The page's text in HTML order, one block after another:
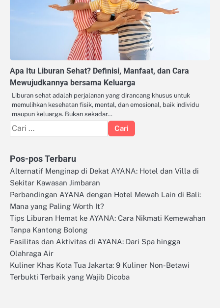
Apa Itu Liburan Sehat? Definisi, Manfaat, dan Cara
Mewujudkannya bersama Keluarga
Liburan sehat adalah perjalanan yang dirancang khusus untuk
memulihkan kesehatan fisik, mental, dan emosional, baik individu
maupun keluarga. Bukan sekadar…
Cari
untuk:
Pos-pos Terbaru
Alternatif Menginap di Dekat AYANA: Hotel dan Villa di
Sekitar Kawasan Jimbaran
Perbandingan AYANA dengan Hotel Mewah Lain di Bali:
Mana yang Paling Worth It?
Tips Liburan Hemat ke AYANA: Cara Nikmati Kemewahan
Tanpa Kantong Bolong
Fasilitas dan Aktivitas di AYANA: Dari Spa hingga
Olahraga Air
Kuliner Khas Kota Tua Jakarta: 9 Kuliner Non-Betawi
Terbukti Terbaik yang Wajib Dicoba